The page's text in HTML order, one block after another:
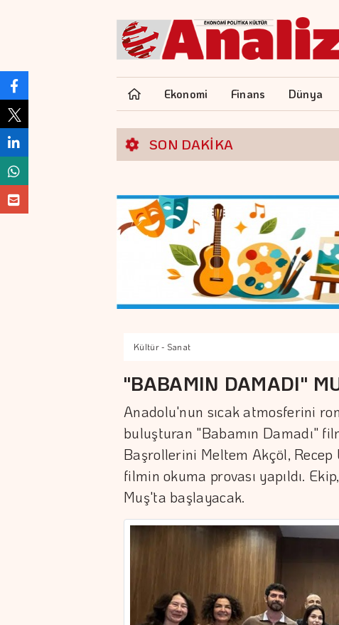
Ekonomi Finans Dünya
SON DAKİKA
Kültür - Sanat
"BABAMIN DAMADI"
Anadolu'nun sıcak atmosferini
buluşturan "Babamın Damadı"
Başrollerini Meltem Akçöl, Recep
filmin okuma provası yapıldı.
Muş'ta başlayacak.